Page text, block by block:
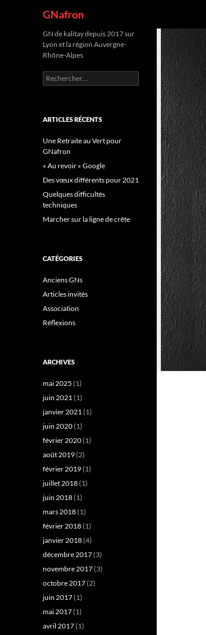
GNafron
GN de kalitay depuis 2017 sur
Lyon et la région Auvergne-
Rhône-Alpes
Rechercher :
ARTICLES RÉCENTS
Une Retraite au Vert pour
GNafron
« Au revoir » Google
Des vœux différents pour 2021
Quelques difficultés
techniques
Marcher sur la ligne de crête
CATÉGORIES
Anciens GNs
Articles invités
Association
Réflexions
ARCHIVES
mai 2025 (1)
juin 2021(1)
janvier 2021(1)
juin 2020(1)
février 2020(1)
août 2019(2)
février 2019(1)
juillet 2018(1)
juin 2018(1)
mars 2018(1)
février 2018(1)
janvier 2018(4)
décembre 2017(3)
novembre 2017(3)
octobre 2017(2)
juin 2017(1)
mai 2017(1)
avril 2017(1)